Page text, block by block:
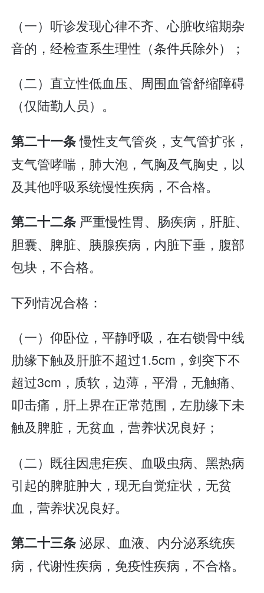
（一）听诊发现心律不齐、心脏收缩期杂
音的，经检查系生理性（条件兵除外）；
（二）直立性低血压、周围血管舒缩障碍
（仅陆勤人员）。
第二十一条慢性支气管炎，支气管扩张，
支气管哮喘，肺大泡，气胸及气胸史，以
及其他呼吸系统慢性疾病，不合格。
第二十二条 严重慢性胃、肠疾病，肝脏、
胆囊、脾脏、胰腺疾病，内脏下垂，腹部
包块，不合格。
下列情况合格：
（一）仰卧位，平静呼吸，在右锁骨中线
肋缘下触及肝脏不超过1.5cm，剑突下不
超过3cm，质软，边薄，平滑，无触痛、
叩击痛，肝上界在正常范围，左肋缘下未
触及脾脏，无贫血，营养状况良好；
（二）既往因患疟疾、血吸虫病、黑热病
引起的脾脏肿大，现无自觉症状，无贫
血，营养状况良好。
第二十三条泌尿、血液、内分泌系统疾
病，代谢性疾病，免疫性疾病，不合格。